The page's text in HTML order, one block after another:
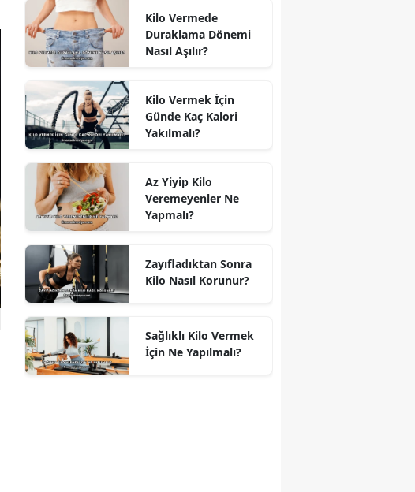
Kilo Vermede
Duraklama Dönemi
Nasıl Aşılır?
Kilo Vermek İçin
Günde Kaç Kalori
Yakılmalı?
Az Yiyip Kilo
Veremeyenler Ne
Yapmalı?
Zayıfladıktan Sonra
Kilo Nasıl Korunur?
Sağlıklı Kilo Vermek
İçin Ne Yapılmalı?